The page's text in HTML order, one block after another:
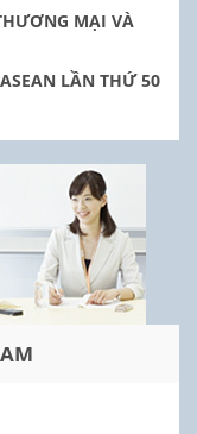
MẠI VÀ
LẦN THỨ 50